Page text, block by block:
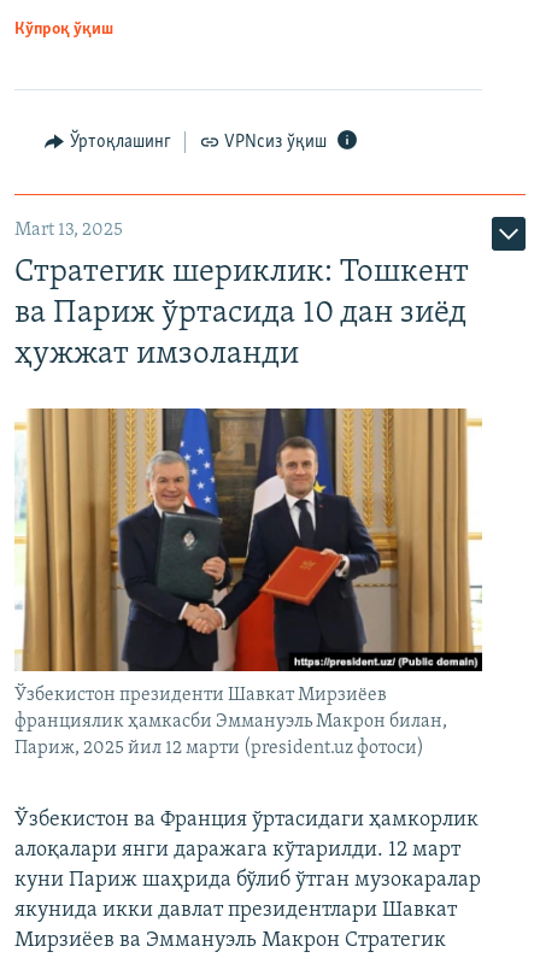
Кўпроқ ўқиш
Ўртоқлашинг VPNсиз ўқиш
Mart 13, 2025
Стратегик шериклик: Тошкент
ва Париж ўртасида 10 дан зиёд
ҳужжат имзоланди
Ўзбекистон президенти Шавкат Мирзиёев
франциялик ҳамкасби Эммануэль Макрон билан,
Париж, 2025 йил 12 марти (president.uz фотоси)
Ўзбекистон ва Франция ўртасидаги ҳамкорлик
алоқалари янги даражага кўтарилди. 12 март
куни Париж шаҳрида бўлиб ўтган музокаралар
якунида икки давлат президентлари Шавкат
Мирзиёев ва Эммануэль Макрон Стратегик